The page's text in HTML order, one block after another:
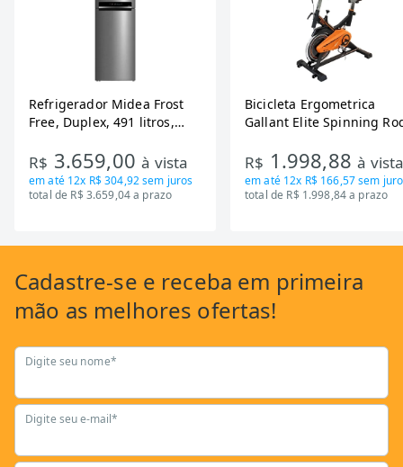
Refrigerador Midea Frost
Free, Duplex, 491 litros,
RT650EVK463)
R$ 3.659,00à vista
em até 12x R$ 304,92sem juros
total de R$ 3.659,04 a prazo
Bicicleta Ergometrica
Gallant Elite Spinning
Mecanica GSB13HBTA-PT
R$ 1.998,88à
em até 12x R$ 166,57sem
total de R$ 1.998,84 a prazo
Cadastre-se e receba em primeira
mão as melhores ofertas!
Digite seu nome*
Digite seu e-mail*